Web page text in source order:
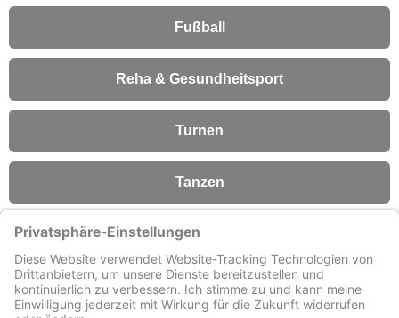
Fußball
Reha & Gesundheitsport
Turnen
Tanzen
Fitness
Förderverein